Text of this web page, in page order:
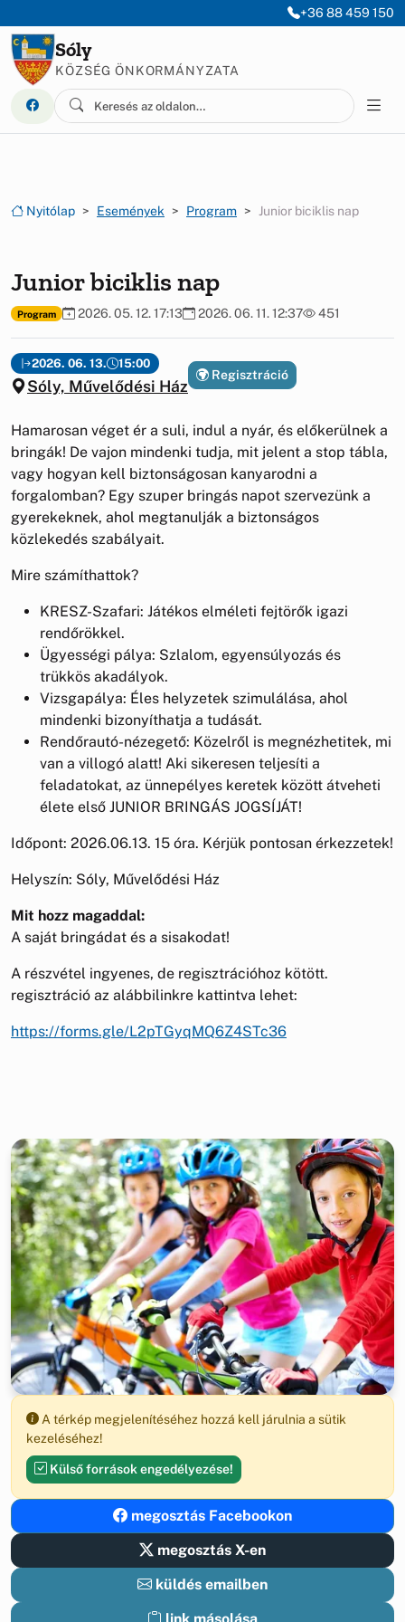
+36 88 459 150
Sóly
KÖZSÉG ÖNKORMÁNYZATA
Nyitólap Események Program Junior biciklis nap
Junior biciklis nap
Program 2026. 05. 12. 17:13 2026. 06. 11. 12:37 451
2026. 06. 13. 15:00
Sóly, Művelődési Ház
Regisztráció
Hamarosan véget ér a suli, indul a nyár, és előkerülnek a
bringák! De vajon mindenki tudja, mit jelent a stop tábla,
vagy hogyan kell biztonságosan kanyarodni a
forgalomban? Egy szuper bringás napot szervezünk a
gyerekeknek, ahol megtanulják a biztonságos
közlekedés szabályait.
Mire számíthattok?
KRESZ-Szafari: Játékos elméleti fejtörők igazi
rendőrökkel.
Ügyességi pálya: Szlalom, egyensúlyozás és
trükkös akadályok.
Vizsgapálya: Éles helyzetek szimulálása, ahol
mindenki bizonyíthatja a tudását.
Rendőrautó-nézegető: Közelről is megnézhetitek, mi
van a villogó alatt! Aki sikeresen teljesíti a
feladatokat, az ünnepélyes keretek között átveheti
élete első JUNIOR BRINGÁS JOGSÍJÁT!
Időpont: 2026.06.13. 15 óra. Kérjük pontosan érkezzetek!
Helyszín: Sóly, Művelődési Ház
Mit hozz magaddal:
A saját bringádat és a sisakodat!
A részvétel ingyenes, de regisztrációhoz kötött.
regisztráció az alábbilinkre kattintva lehet:
https://forms.gle/L2pTGyqMQ6Z4STc36
A térkép megjelenítéséhez hozzá kell járulnia a sütik
kezeléséhez!
Külső források engedélyezése!
megosztás Facebookon
megosztás X-en
küldés emailben
link másolása